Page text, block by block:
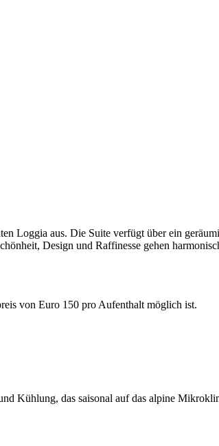
Loggia aus. Die Suite verfügt über ein
Design und Raffinesse gehen
von Euro 150 pro Aufenthalt möglich ist.
Kühlung, das saisonal auf das alpine